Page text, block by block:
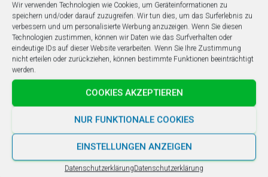
Wir verwenden Technologien wie Cookies, um Geräteinformationen zu
speichern und/oder darauf zuzugreifen. Wir tun dies, um das Surferlebnis zu
verbessern und um personalisierte Werbung anzuzeigen. Wenn Sie diesen
Technologien zustimmen, können wir Daten wie das Surfverhalten oder
eindeutige IDs auf dieser Website verarbeiten. Wenn Sie Ihre Zustimmung
nicht erteilen oder zurückziehen, können bestimmte Funktionen beeinträchtigt
werden.
COOKIES AKZEPTIEREN
NUR FUNKTIONALE COOKIES
EINSTELLUNGEN ANZEIGEN
DatenschutzerklärungDatenschutzerklärung
Energielösungen fördern.
Technologische Entwicklungen wie die Kombination von
Wärmepumpen mitSolaranlagen und die neueste
Technologie
Photothermie
Kosteneffektivität weiter verbessern, wodurch
Wärmepumpen noch attraktiver werden.
Die Integration von Smart-Home-Technologien könnte
die Nutzung und Steuerung von Wärmepumpen
optimieren. Langfristig könnten Wärmepumpen eine
zentrale Rolle in der Energiewende spielen und